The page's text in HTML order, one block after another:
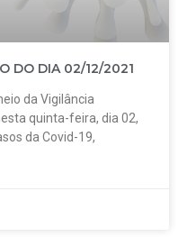
DO DIA 02/12/2021
da Vigilância
quinta-feira, dia 02,
da Covid-19,